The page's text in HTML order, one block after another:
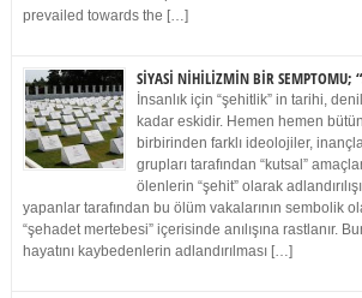
prevailed towards the […]
SİYASİ NİHİLİZMİN BİR SEMPTOMU;
İnsanlık için “şehitlik” in tarihi,
kadar eskidir. Hemen hemen
birbirinden farklı ideolojiler,
grupları tarafından “kutsal”
ölenlerin “şehit” olarak
yapanlar tarafından bu ölüm vakalarının sembolik
“şehadet mertebesi” içerisinde anılışına rastlanır.
hayatını kaybedenlerin adlandırılması […]